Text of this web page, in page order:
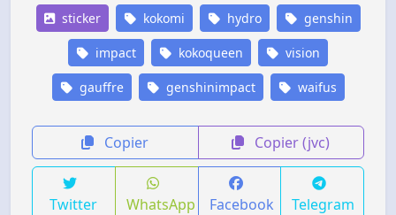
sticker kokomi hydro genshin
impact kokoqueen vision
gauffre genshinimpact waifus
Copier Copier (jvc)
Twitter WhatsApp Facebook Telegram